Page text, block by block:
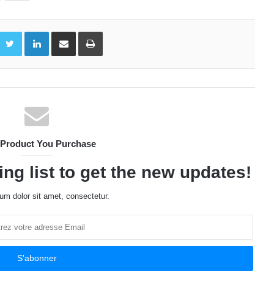
Twitter LinkedinPartager par email Imprimer
You Purchase
list to get the new updates!
dolor sit amet, consectetur.